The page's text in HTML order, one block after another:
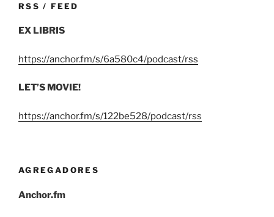
RSS / FEED
EX LIBRIS
https://anchor.fm/s/6a580c4/podcast/rss
LET’S MOVIE!
https://anchor.fm/s/122be528/podcast/rss
AGREGADORES
Anchor.fm